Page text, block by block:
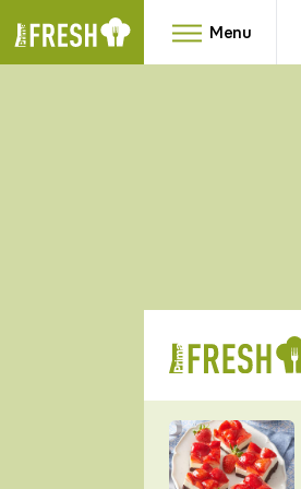
Menu
RYCHLOVKY